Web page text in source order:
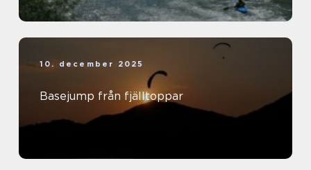
10. december 2025
Basejump från fjälltoppar